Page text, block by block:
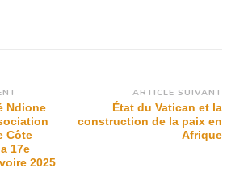
Ndione
Côte
17e
2025
ARTICLE SUIVANT
État du Vatican et la
construction de la paix en
Afrique